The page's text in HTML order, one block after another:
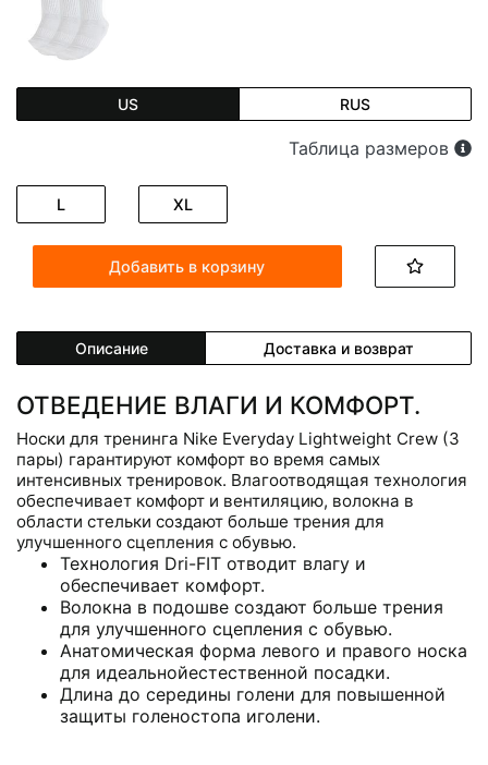
US RUS
Таблица размеров
L XL
Добавить в корзину
Описание Доставка и возврат
ОТВЕДЕНИЕ ВЛАГИ И КОМФОРТ.
Носки для тренинга Nike Everyday Lightweight Crew (3
пары) гарантируют комфорт во время самых
интенсивных тренировок. Влагоотводящая технология
обеспечивает комфорт и вентиляцию, волокна в
области стельки создают больше трения для
улучшенного сцепления с обувью.
Технология Dri-FIT отводит влагу и
обеспечивает комфорт.
Волокна в подошве создают больше трения
для улучшенного сцепления с обувью.
Анатомическая форма левого и правого носка
для идеальнойестественной посадки.
Длина до середины голени для повышенной
защиты голеностопа иголени.